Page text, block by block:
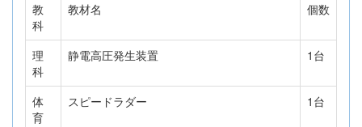
教
科
教材名 個数
理
科
静電高圧発生装置 1台
体
育
スピードラダー 1台